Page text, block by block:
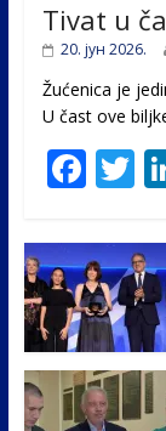
Tivat u
20. јун 2026.
Žućenica je
U čast ovе
F
e
b
o
o
k
T